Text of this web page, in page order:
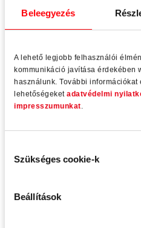
Beleegyezés
A lehető legjobb felhasználói
kommunikáció javítása érdekében
használunk. További információkat
lehetőségeket adatvédelmi
impresszumunkat.
kiválasztása
Szükséges cookie-k
Beállítások
2015
Rendszer és profil
Vekamotion Roto Patio